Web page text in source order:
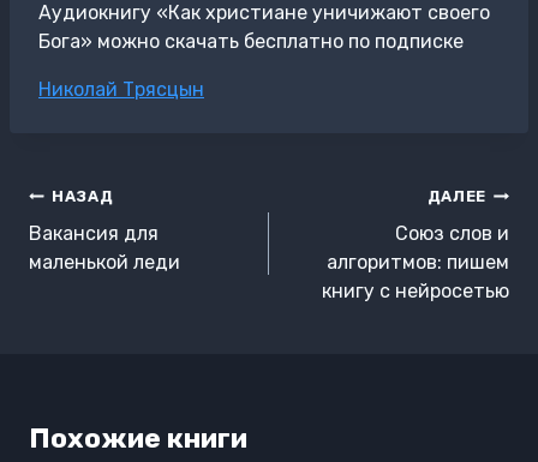
Аудиокнигу «Как христиане уничижают своего
Бога» можно скачать бесплатно по подписке
Метки
Николай Трясцын
Навигация
по
записям
НАЗАД
Вакансия для
маленькой леди
ДАЛЕЕ
Союз слов и
алгоритмов: пишем
книгу с нейросетью
Похожие книги